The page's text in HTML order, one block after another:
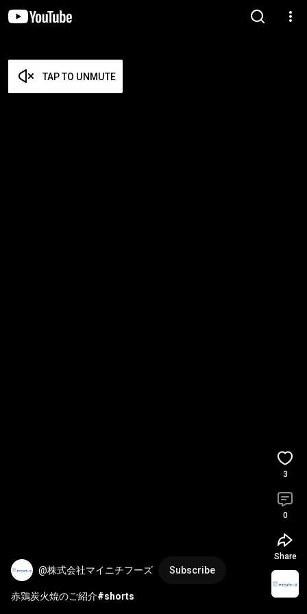
TAP TO UNMUTE
@株式会社マイニチフーズ Subscribe
赤鶏炭火焼のご紹介#shorts
3
0
Share